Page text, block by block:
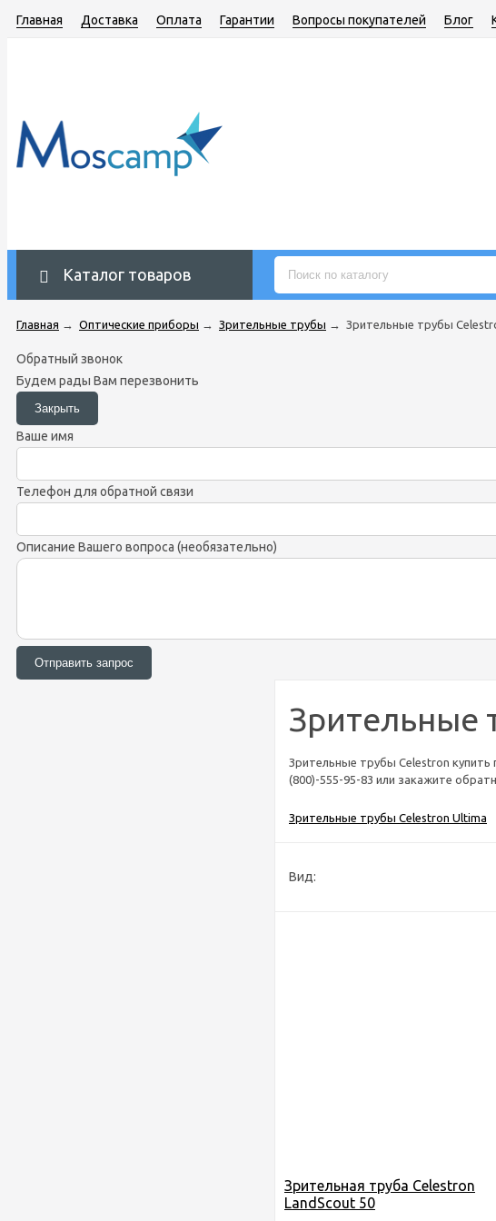
Главная Доставка Оплата Гарантии Вопросы покупателей Блог
Каталог товаров
Главная → Оптические приборы → Зрительные трубы → Зрительные трубы
Обратный звонок
Будем рады Вам перезвонить
Ваше имя
Телефон для обратной связи
Описание Вашего вопроса (необязательно)
Зрительные
Зрительные трубы Celestron купить
(800)-555-95-83 или закажите
Зрительные трубы Celestron Ultima
Вид:
Зрительная труба Celestron
LandScout 50